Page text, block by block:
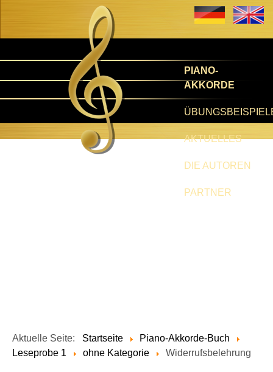
PIANO-
AKKORDE
AKTUELLES
DIE AUTOREN
PARTNER
Aktuelle Seite: Startseite
Piano-Akkorde-Buch
Leseprobe 1
ohne Kategorie Widerrufsbelehrung